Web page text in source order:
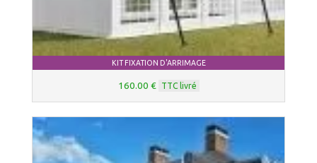
KIT FIXATION D'ARRIMAGE
160.00 € TTC livré